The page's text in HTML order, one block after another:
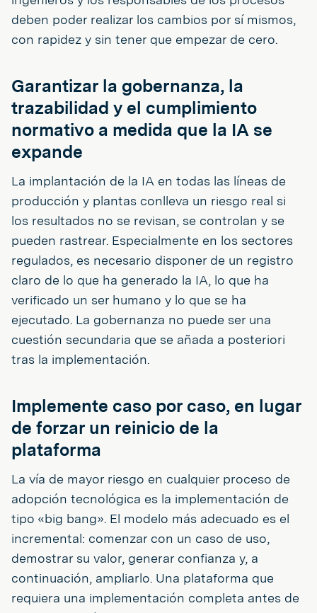
deben poder realizar los cambios por sí mismos,
con rapidez y sin tener que empezar de cero.
Garantizar la gobernanza, la
trazabilidad y el cumplimiento
normativo a medida que la IA se
expande
La implantación de la IA en todas las líneas de
producción y plantas conlleva un riesgo real si
los resultados no se revisan, se controlan y se
pueden rastrear. Especialmente en los sectores
regulados, es necesario disponer de un registro
claro de lo que ha generado la IA, lo que ha
verificado un ser humano y lo que se ha
ejecutado. La gobernanza no puede ser una
cuestión secundaria que se añada a posteriori
tras la implementación.
Implemente caso por caso, en lugar
de forzar un reinicio de la
plataforma
La vía de mayor riesgo en cualquier proceso de
adopción tecnológica es la implementación de
tipo «big bang». El modelo más adecuado es el
incremental: comenzar con un caso de uso,
demostrar su valor, generar confianza y, a
continuación, ampliarlo. Una plataforma que
requiera una implementación completa antes de